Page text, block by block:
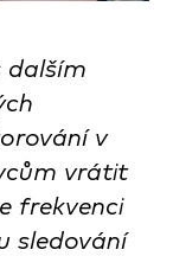
dalším
v
vrátit
frekvenci
sledování